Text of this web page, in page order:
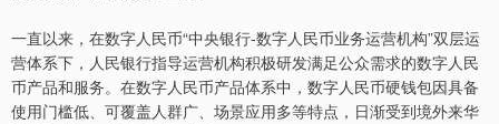
一直以来，在数字人民币“中央银行-数字人民币业务运营机构”双层运
营体系下，人民银行指导运营机构积极研发满足公众需求的数字人民
币产品和服务。在数字人民币产品体系中，数字人民币硬钱包因具备
使用门槛低、可覆盖人群广、场景应用多等特点，日渐受到境外来华